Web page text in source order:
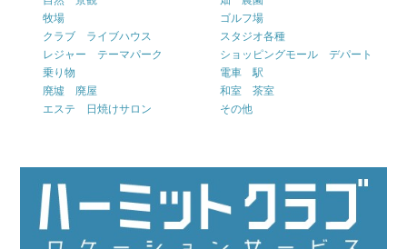
牧場
ゴルフ場
クラブ ライブハウス
スタジオ各種
レジャー テーマパーク
ショッピングモール デパート
乗り物
電車 駅
廃墟 廃屋
和室 茶室
エステ 日焼けサロン
その他